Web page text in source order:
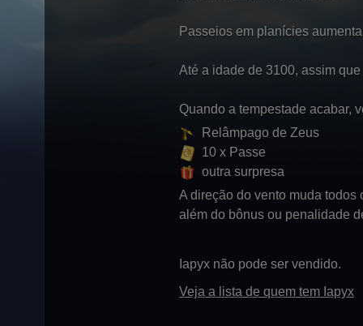
Passeios em planícies
Até a idade de 3100, assim
Quando a tempestade acabar,
Relâmpago de Zeus
10 x Passe
outra surpresa
A direção do vento muda
além do bônus ou penalidade
Iapyx não pode ser vendido.
Veja a lista de quem tem Iapyx